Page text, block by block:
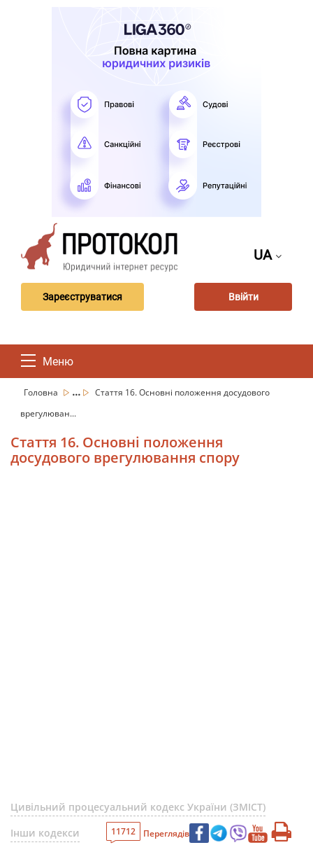
UA
Зареєструватися Ввійти
Меню
Головна ...
Стаття 16. Основні положення досудового
врегулюван...
Стаття 16. Основні положення
досудового врегулювання спору
Цивільний процесуальний кодекс України (ЗМІСТ)
Інши кодекси
11712 Переглядів